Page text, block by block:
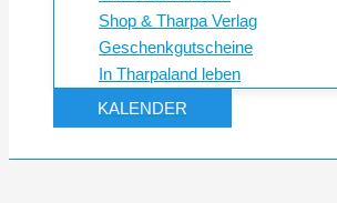
Shop & Tharpa Verlag
Geschenkgutscheine
In Tharpaland leben
KALENDER